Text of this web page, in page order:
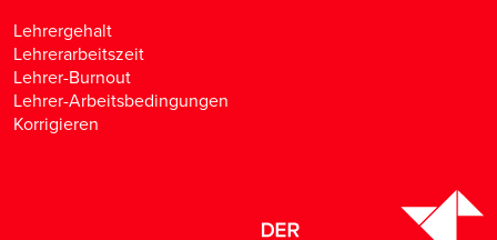
Lehrergehalt
Lehrerarbeitszeit
Lehrer-Burnout
Lehrer-Arbeitsbedingungen
Korrigieren